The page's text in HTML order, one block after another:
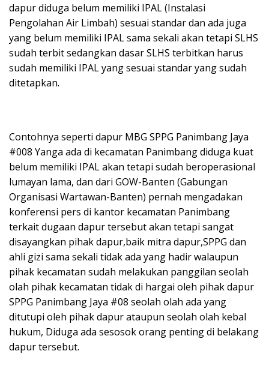
dapur diduga belum memiliki IPAL (Instalasi
Pengolahan Air Limbah) sesuai standar dan ada juga
yang belum memiliki IPAL sama sekali akan tetapi SLHS
sudah terbit sedangkan dasar SLHS terbitkan harus
sudah memiliki IPAL yang sesuai standar yang sudah
ditetapkan.
Contohnya seperti dapur MBG SPPG Panimbang Jaya
#008 Yanga ada di kecamatan Panimbang diduga kuat
belum memiliki IPAL akan tetapi sudah beroperasional
lumayan lama, dan dari GOW-Banten (Gabungan
Organisasi Wartawan-Banten) pernah mengadakan
konferensi pers di kantor kecamatan Panimbang
terkait dugaan dapur tersebut akan tetapi sangat
disayangkan pihak dapur,baik mitra dapur,SPPG dan
ahli gizi sama sekali tidak ada yang hadir walaupun
pihak kecamatan sudah melakukan panggilan seolah
olah pihak kecamatan tidak di hargai oleh pihak dapur
SPPG Panimbang Jaya #08 seolah olah ada yang
ditutupi oleh pihak dapur ataupun seolah olah kebal
hukum, Diduga ada sesosok orang penting di belakang
dapur tersebut.